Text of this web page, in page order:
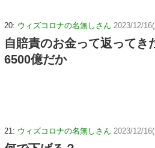
20: ウィズコロナの名無しさん 2023/12/
自賠責のお金って返ってき
6500億だか
21: ウィズコロナの名無しさん 2023/12/